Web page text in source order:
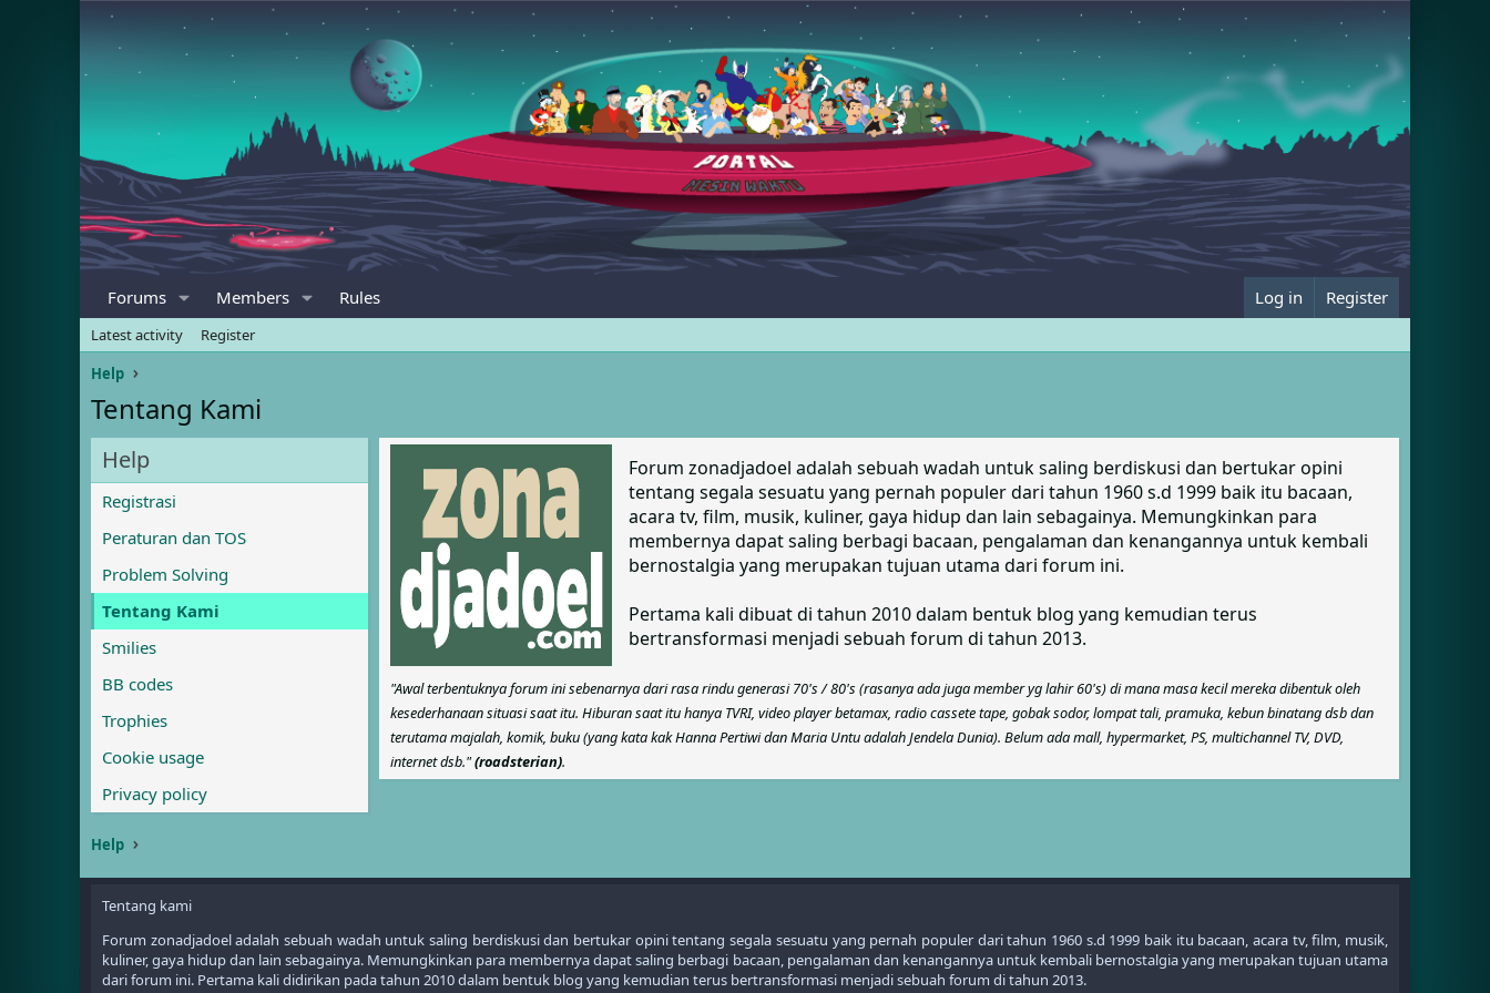
Forums Members Rules Log in Register
Latest activity
Register
Help
Tentang Kami
Help
Registrasi
Peraturan dan TOS
Problem Solving
Tentang Kami
Smilies
BB codes
Trophies
Cookie usage
Privacy policy
Forum zonadjadoel adalah sebuah wadah untuk saling berdiskusi dan bertukar opini
tentang segala sesuatu yang pernah populer dari tahun 1960 s.d 1999 baik itu bacaan,
acara tv, film, musik, kuliner, gaya hidup dan lain sebagainya. Memungkinkan para
membernya dapat saling berbagi bacaan, pengalaman dan kenangannya untuk kembali
bernostalgia yang merupakan tujuan utama dari forum ini.
Pertama kali dibuat di tahun 2010 dalam bentuk blog yang kemudian terus
bertransformasi menjadi sebuah forum di tahun 2013.
"Awal terbentuknya forum ini sebenarnya dari rasa rindu generasi 70's / 80's (rasanya ada juga member yg lahir 60's) di mana masa kecil mereka dibentuk oleh
kesederhanaan situasi saat itu. Hiburan saat itu hanya TVRI, video player betamax, radio cassete tape, gobak sodor, lompat tali, pramuka, kebun binatang dsb dan
terutama majalah, komik, buku (yang kata kak Hanna Pertiwi dan Maria Untu adalah Jendela Dunia). Belum ada mall, hypermarket, PS, multichannel TV, DVD,
internet dsb."(roadsterian).
Help
Tentang kami
Forum zonadjadoel adalah sebuah wadah untuk saling berdiskusi dan bertukar opini tentang segala sesuatu yang pernah populer dari tahun 1960 s.d 1999 baik itu bacaan, acara tv, film, musik,
kuliner, gaya hidup dan lain sebagainya. Memungkinkan para membernya dapat saling berbagi bacaan, pengalaman dan kenangannya untuk kembali bernostalgia yang merupakan tujuan utama
dari forum ini. Pertama kali didirikan pada tahun 2010 dalam bentuk blog yang kemudian terus bertransformasi menjadi sebuah forum di tahun 2013.